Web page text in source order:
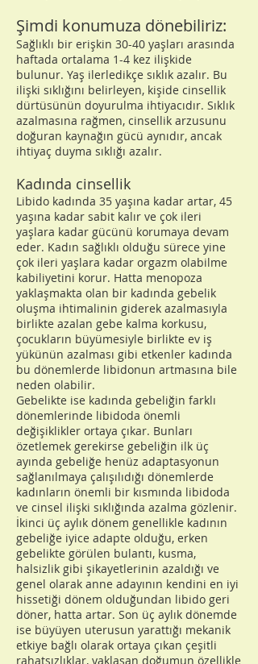
Şimdi konumuza dönebiliriz:
Sağlıklı bir erişkin 30-40 yaşları arasında
haftada ortalama 1-4 kez ilişkide
bulunur. Yaş ilerledikçe sıklık azalır. Bu
ilişki sıklığını belirleyen, kişide cinsellik
dürtüsünün doyurulma ihtiyacıdır. Sıklık
azalmasına rağmen, cinsellik arzusunu
doğuran kaynağın gücü aynıdır, ancak
ihtiyaç duyma sıklığı azalır.
Kadında cinsellik
Libido kadında 35 yaşına kadar artar, 45
yaşına kadar sabit kalır ve çok ileri
yaşlara kadar gücünü korumaya devam
eder. Kadın sağlıklı olduğu sürece yine
çok ileri yaşlara kadar orgazm olabilme
kabiliyetini korur. Hatta menopoza
yaklaşmakta olan bir kadında gebelik
oluşma ihtimalinin giderek azalmasıyla
birlikte azalan gebe kalma korkusu,
çocukların büyümesiyle birlikte ev iş
yükünün azalması gibi etkenler kadında
bu dönemlerde libidonun artmasına bile
neden olabilir.
Gebelikte ise kadında gebeliğin farklı
dönemlerinde libidoda önemli
değişiklikler ortaya çıkar. Bunları
özetlemek gerekirse gebeliğin ilk üç
ayında gebeliğe henüz adaptasyonun
sağlanılmaya çalışılıdığı dönemlerde
kadınların önemli bir kısmında libidoda
ve cinsel ilişki sıklığında azalma gözlenir.
İkinci üç aylık dönem genellikle kadının
gebeliğe iyice adapte olduğu, erken
gebelikte görülen bulantı, kusma,
halsizlik gibi şikayetlerinin azaldığı ve
genel olarak anne adayının kendini en iyi
hissetiği dönem olduğundan libido geri
döner, hatta artar. Son üç aylık dönemde
ise büyüyen uterusun yarattığı mekanik
etkiye bağlı olarak ortaya çıkan çeşitli
rahatsızlıklar, yaklaşan doğumun özellikle